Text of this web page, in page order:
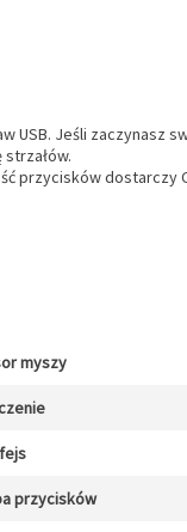
USB. Jeśli
przycisków
myszy
przycisków